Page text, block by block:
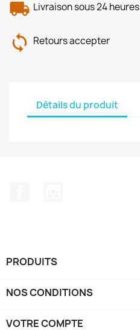
Livraison sous 24 heures
Retours accepter
Détails du produit
PRODUITS
NOS CONDITIONS
VOTRE COMPTE